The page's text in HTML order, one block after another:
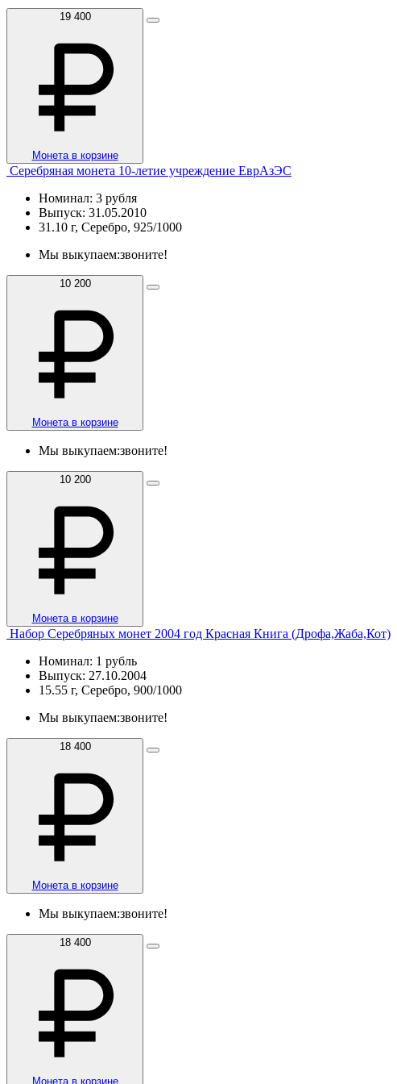
19 400
Монета в корзине
Серебряная монета 10-летие учреждение ЕврАзЭС
Номинал: 3 рубля
Выпуск: 31.05.2010
31.10 г, Серебро, 925/1000
Мы выкупаем:звоните!
10 200
Монета в корзине
Мы выкупаем:звоните!
10 200
Монета в корзине
Набор Серебряных монет 2004 год Красная Книга (Дрофа,Жаба,Кот)
Номинал: 1 рубль
Выпуск: 27.10.2004
15.55 г, Серебро, 900/1000
Мы выкупаем:звоните!
18 400
Монета в корзине
Мы выкупаем:звоните!
18 400
Монета в корзине